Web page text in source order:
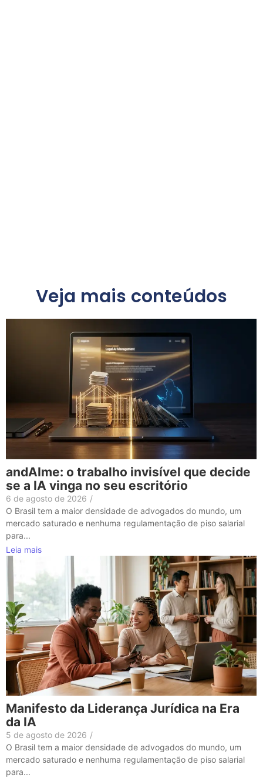
Veja mais conteúdos
andAIme: o trabalho invisível que decide
se a IA vinga no seu escritório
6 de agosto de 2026 /
O Brasil tem a maior densidade de advogados do mundo, um
mercado saturado e nenhuma regulamentação de piso salarial
para...
Leia mais
Manifesto da Liderança Jurídica na Era
da IA
5 de agosto de 2026 /
O Brasil tem a maior densidade de advogados do mundo, um
mercado saturado e nenhuma regulamentação de piso salarial
para...